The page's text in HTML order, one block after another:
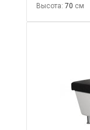
Высота: 70